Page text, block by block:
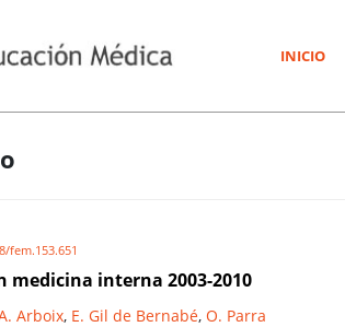
INICIO
fem.153.651
medicina interna 2003-2010
Arboix, E. Gil de Bernabé, O. Parra